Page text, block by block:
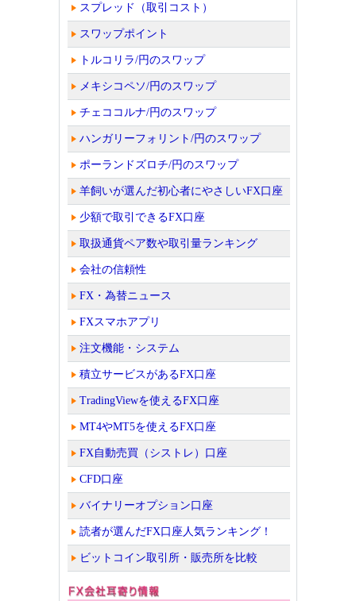
スプレッド（取引コスト）
スワップポイント
トルコリラ/円のスワップ
メキシコペソ/円のスワップ
チェココルナ/円のスワップ
ハンガリーフォリント/円のスワップ
ポーランドズロチ/円のスワップ
羊飼いが選んだ初心者にやさしいFX口座
少額で取引できるFX口座
取扱通貨ペア数や取引量ランキング
会社の信頼性
FX・為替ニュース
FXスマホアプリ
注文機能・システム
積立サービスがあるFX口座
TradingViewを使えるFX口座
MT4やMT5を使えるFX口座
FX自動売買（シストレ）口座
CFD口座
バイナリーオプション口座
読者が選んだFX口座人気ランキング！
ビットコイン取引所・販売所を比較